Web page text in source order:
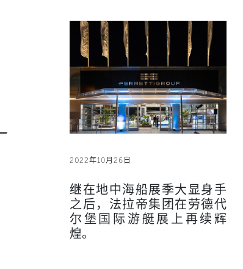
2022年10月26日
继在地中海船展季大显身手
之后，法拉帝集团在劳德代
尔堡国际游艇展上再续辉
煌。